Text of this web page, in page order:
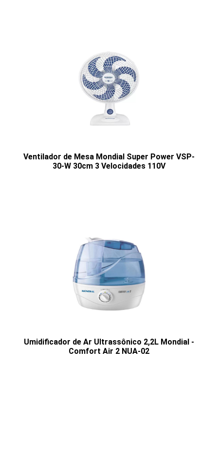
Ventilador de Mesa Mondial Super Power VSP-
30-W 30cm 3 Velocidades 110V
Umidificador de Ar Ultrassônico 2,2L Mondial -
Comfort Air 2 NUA-02